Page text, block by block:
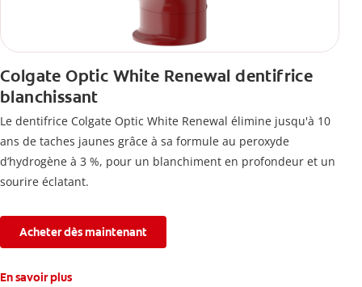
Colgate Optic White Renewal dentifrice
blanchissant
Le dentifrice Colgate Optic White Renewal élimine jusqu'à 10
ans de taches jaunes grâce à sa formule au peroxyde
d’hydrogène à 3 %, pour un blanchiment en profondeur et un
sourire éclatant.
Acheter dès maintenant
En savoir plus